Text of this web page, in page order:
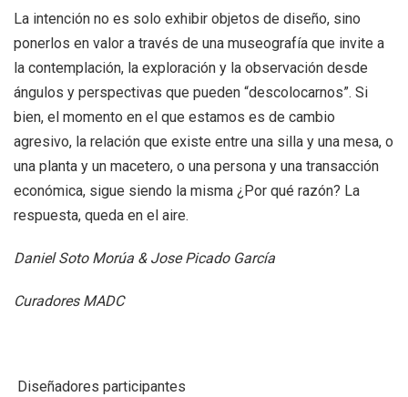
La intención no es solo exhibir objetos de diseño, sino
ponerlos en valor a través de una museografía que invite a
la contemplación, la exploración y la observación desde
ángulos y perspectivas que pueden “descolocarnos”. Si
bien, el momento en el que estamos es de cambio
agresivo, la relación que existe entre una silla y una mesa, o
una planta y un macetero, o una persona y una transacción
económica, sigue siendo la misma ¿Por qué razón? La
respuesta, queda en el aire.
Daniel Soto Morúa & Jose Picado García
Curadores MADC
Diseñadores participantes